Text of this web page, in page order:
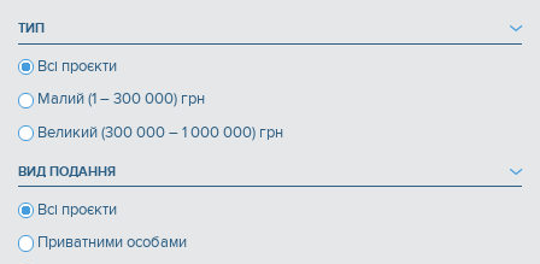
ТИП
Всі проєкти
Малий (1 – 300 000) грн
Великий (300 000 – 1 000 000) грн
ВИД ПОДАННЯ
Всі проєкти
Приватними особами